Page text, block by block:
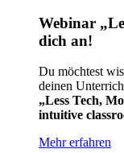
Webinar
dich an!
Du möchtest
deinen
„Less Tech,
intuitive
Mehr erfahren